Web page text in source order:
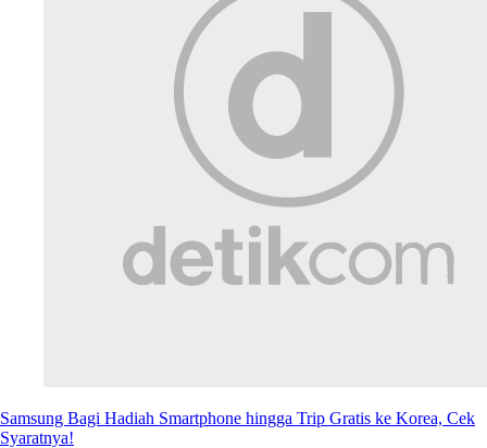
Samsung Bagi Hadiah Smartphone hingga Trip Gratis ke Korea, Cek
Syaratnya!